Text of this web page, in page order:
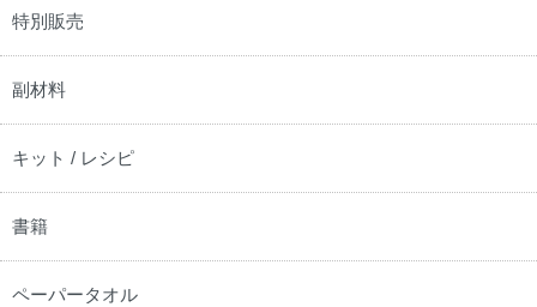
特別販売
副材料
キット / レシピ
書籍
ペーパータオル